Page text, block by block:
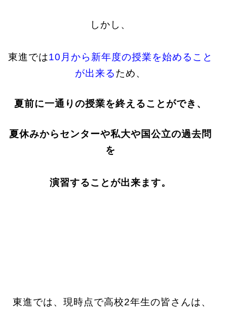
しかし、
東進では10月から 新年度の授業を始めること
が出来るため、
夏前に一通りの授業を終えることができ、
夏休みからセンターや私大や国公立の過去問
を
演習することが出来ます。
東進では、現時点で高校2年生の皆さんは、